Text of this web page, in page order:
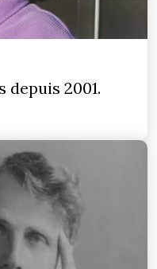
depuis 2001.